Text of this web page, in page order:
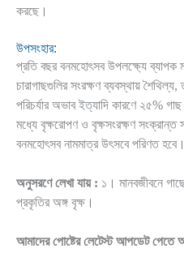
করছে।
উপসংহার:
প্রতি বছর বনমহোৎসব উপলক্ষ্যে ব্যাপক
চারাগাছগুলির সংরক্ষণ ব্যবস্থায়
পরিচর্যার অভাব ইত্যাদি কারণে ২৫%
মধ্যে বৃক্ষরোপণ ও বৃক্ষসংরক্ষণ
বনমহোৎসব নামমাত্র উৎসবে পরিণত হবে।
অনুসরণে লেখা যায় : ১। মানবজীবনে
প্রকৃতির অঙ্গ বৃক্ষ।
আমাদের পোষ্টের লেটেস্ট আপডেট পেতে